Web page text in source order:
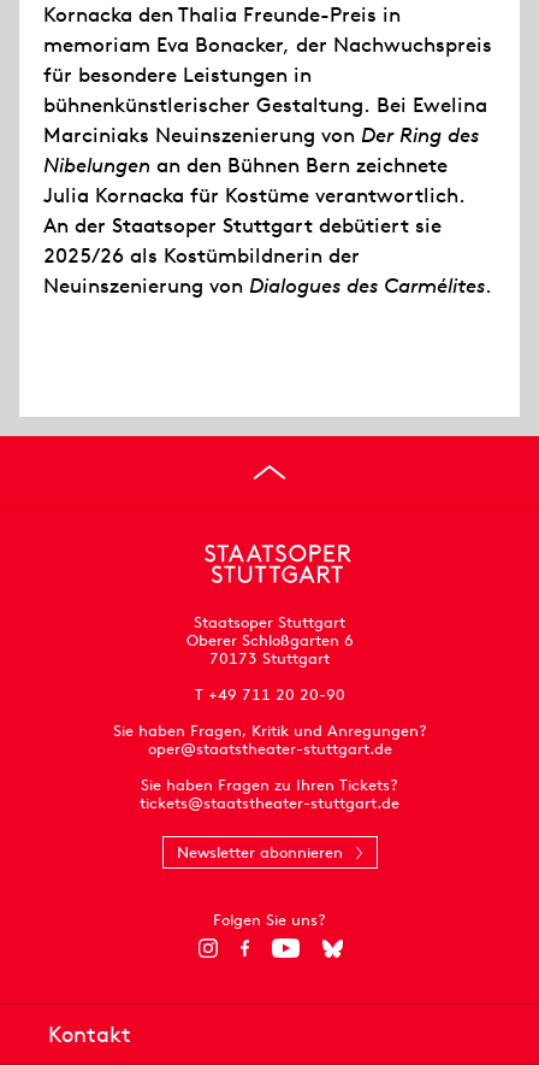
Kornacka den Thalia Freunde-Preis in
memoriam Eva Bonacker, der Nachwuchspreis
für besondere Leistungen in
bühnenkünstlerischer Gestaltung. Bei Ewelina
Marciniaks Neuinszenierung von Der Ring des
Nibelungen an den Bühnen Bern zeichnete
Julia Kornacka für Kostüme verantwortlich.
An der Staatsoper Stuttgart debütiert sie
2025/26 als Kostümbildnerin der
Neuinszenierung von Dialogues des Carmélites.
Staatsoper Stuttgart
Oberer Schloßgarten 6
70173 Stuttgart
T +49 711 20 20-90
Sie haben Fragen, Kritik und Anregungen?
oper@staatstheater-stuttgart.de
Sie haben Fragen zu Ihren Tickets?
tickets@staatstheater-stuttgart.de
Newsletter abonnieren
Folgen Sie uns?
Kontakt